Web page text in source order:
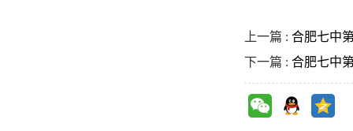
上一篇 : 合肥七中
下一篇 : 合肥七中